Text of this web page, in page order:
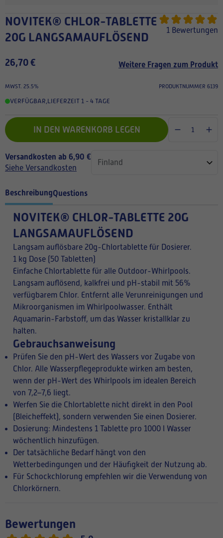
NOVITEK® CHLOR-TABLETTE
20G LANGSAMAUFLÖSEND
1 Bewertungen
26,70 € Weitere Fragen zum Produkt
MWST. 25.5% PRODUKTNUMMER 6139
VERFÜGBAR LIEFERZEIT 1 - 4 TAGE
IN DEN WARENKORB LEGEN
Versandkosten ab 6,90 €
Siehe Versandkosten
BeschreibungQuestions
NOVITEK® CHLOR-TABLETTE 20G
LANGSAMAUFLÖSEND
Langsam auflösbare 20g-Chlortablette für Dosierer.
1 kg Dose (50 Tabletten)
Einfache Chlortablette für alle Outdoor-Whirlpools.
Langsam auflösend, kalkfrei und pH-stabil mit 56%
verfügbarem Chlor. Entfernt alle Verunreinigungen und
Mikroorganismen im Whirlpoolwasser. Enthält
Aquamarin-Farbstoff, um das Wasser kristallklar zu
halten.
Gebrauchsanweisung
Prüfen Sie den pH-Wert des Wassers vor Zugabe von
Chlor. Alle Wasserpflegeprodukte wirken am besten,
wenn der pH-Wert des Whirlpools im idealen Bereich
von 7,2–7,6 liegt.
Werfen Sie die Chlortablette nicht direkt in den Pool
(Bleicheffekt), sondern verwenden Sie einen Dosierer.
Dosierung: Mindestens 1 Tablette pro 1000 l Wasser
wöchentlich hinzufügen.
Der tatsächliche Bedarf hängt von den
Wetterbedingungen und der Häufigkeit der Nutzung ab.
Für Schockchlorung empfehlen wir die Verwendung von
Chlorkörnern.
Bewertungen